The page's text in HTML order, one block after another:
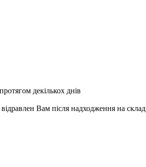
декількох днів
Вам після надходження на склад